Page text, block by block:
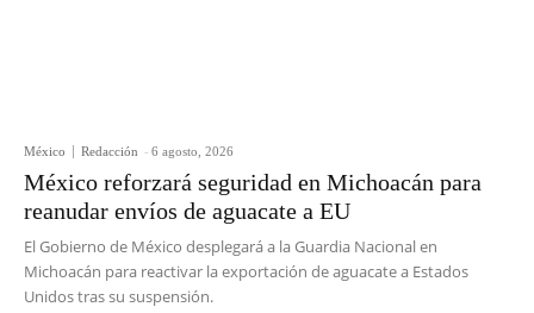
México Redacción - 6 agosto, 2026
México reforzará seguridad en Michoacán para
reanudar envíos de aguacate a EU
El Gobierno de México desplegará a la Guardia Nacional en
Michoacán para reactivar la exportación de aguacate a Estados
Unidos tras su suspensión.